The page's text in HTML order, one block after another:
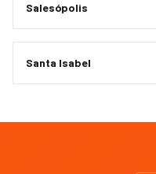
Salesópolis
Santa Isabel